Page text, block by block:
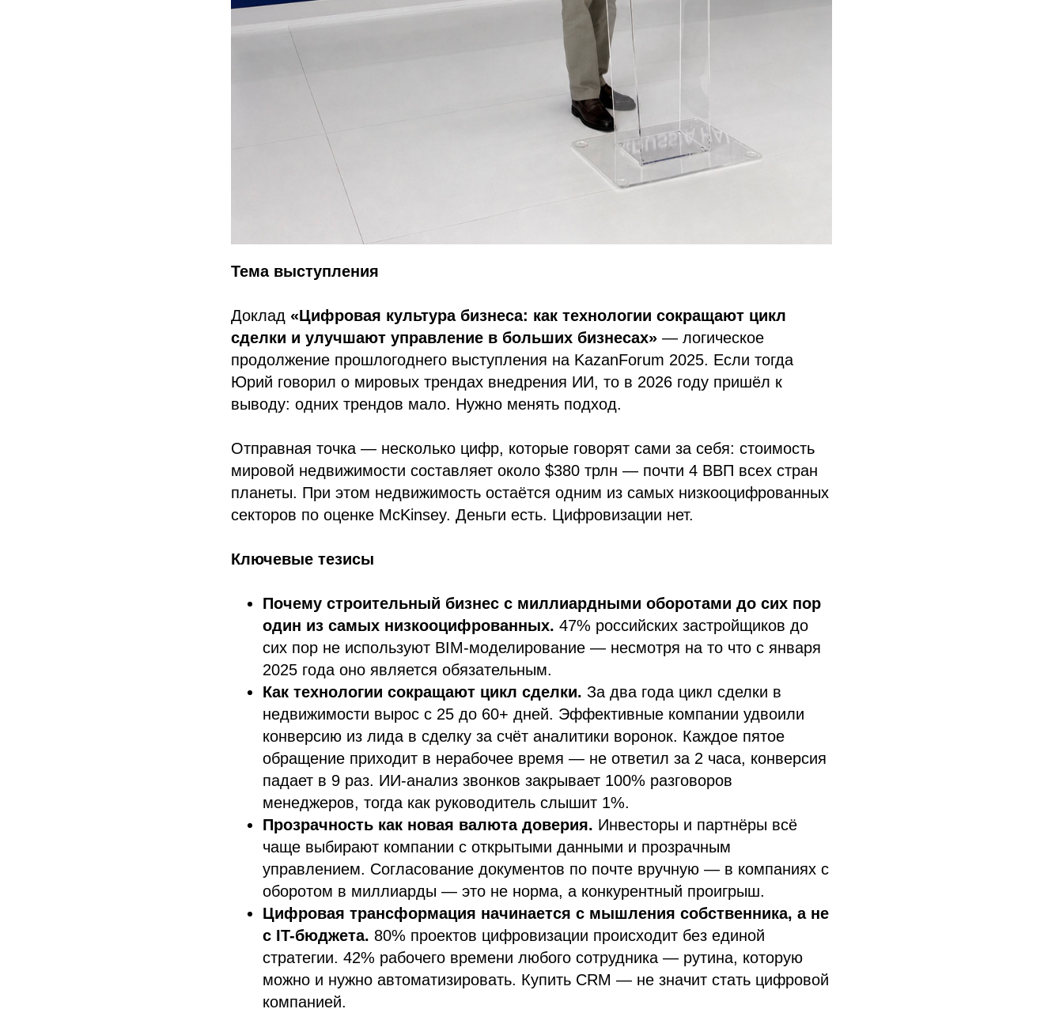
Тема выступления
Доклад «Цифровая культура бизнеса: как технологии сокращают цикл
сделки и улучшают управление в больших бизнесах» — логическое
продолжение прошлогоднего выступления на KazanForum 2025. Если тогда
Юрий говорил о мировых трендах внедрения ИИ, то в 2026 году пришёл к
выводу: одних трендов мало. Нужно менять подход.
Отправная точка — несколько цифр, которые говорят сами за себя: стоимость
мировой недвижимости составляет около $380 трлн — почти 4 ВВП всех стран
планеты. При этом недвижимость остаётся одним из самых низкооцифрованных
секторов по оценке McKinsey. Деньги есть. Цифровизации нет.
Ключевые тезисы
Почему строительный бизнес с миллиардными оборотами до сих пор
один из самых низкооцифрованных. 47% российских застройщиков до
сих пор не используют BIM-моделирование — несмотря на то что с января
2025 года оно является обязательным.
Как технологии сокращают цикл сделки. За два года цикл сделки в
недвижимости вырос с 25 до 60+ дней. Эффективные компании удвоили
конверсию из лида в сделку за счёт аналитики воронок. Каждое пятое
обращение приходит в нерабочее время — не ответил за 2 часа, конверсия
падает в 9 раз. ИИ-анализ звонков закрывает 100% разговоров
менеджеров, тогда как руководитель слышит 1%.
Прозрачность как новая валюта доверия. Инвесторы и партнёры всё
чаще выбирают компании с открытыми данными и прозрачным
управлением. Согласование документов по почте вручную — в компаниях с
оборотом в миллиарды — это не норма, а конкурентный проигрыш.
Цифровая трансформация начинается с мышления собственника, а не
с IT-бюджета. 80% проектов цифровизации происходит без единой
стратегии. 42% рабочего времени любого сотрудника — рутина, которую
можно и нужно автоматизировать. Купить CRM — не значит стать цифровой
компанией.